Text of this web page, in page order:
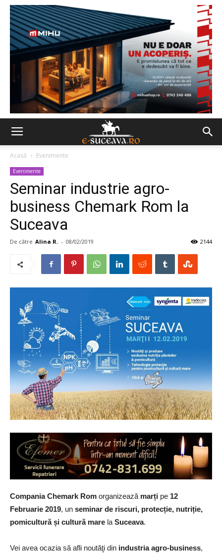
Acasă Evenimente
Evenimente
Seminar industrie agro-
business Chemark Rom la
Suceava
De către Alina R. - 08/02/2019 2144
Compania Chemark Rom organizează marți pe 12
Februarie 2019, un seminar de riscuri, protecție, nutriție,
pomicultură și cultură mare la Suceava.
Vei avea ocazia să afli noutăţi din industria agro-business,